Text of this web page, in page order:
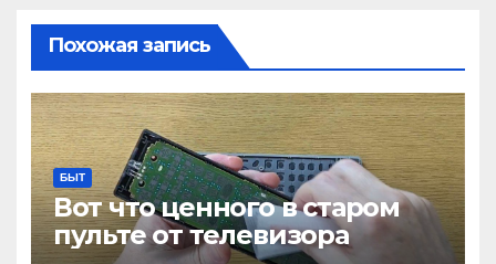
Похожая запись
БЫТ
Вот что ценного в старом
пульте от телевизора